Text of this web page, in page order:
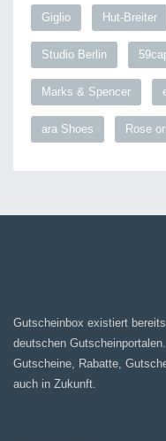
Giglio Hut-Breiter
Studio Berlin
Marks & Spencer
ara Shoes Rose
Gutscheinbox existiert
deutschen
Gutscheine, Rabatte,
auch in Zukunft.